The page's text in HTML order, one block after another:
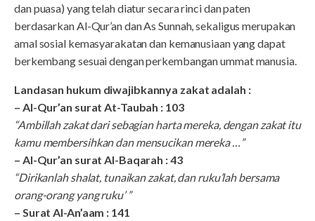
dan puasa) yang telah diatur secara rinci dan paten
berdasarkan Al-Qur’an dan As Sunnah, sekaligus merupakan
amal sosial kemasyarakatan dan kemanusiaan yang dapat
berkembang sesuai dengan perkembangan ummat manusia.
Landasan hukum diwajibkannya zakat adalah :
– Al-Qur’an surat At-Taubah : 103
“Ambillah zakat dari sebagian harta mereka, dengan zakat itu
kamu membersihkan dan mensucikan mereka …”
– Al-Qur’an surat Al-Baqarah : 43
“Dirikanlah shalat, tunaikan zakat, dan ruku’lah bersama
orang-orang yang ruku’ ”
– Surat Al-An’aam : 141